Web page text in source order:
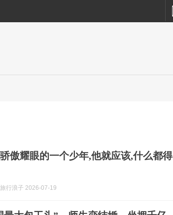
傲耀眼的一个少年,他就应该,什么都得
行浪子 2026-07-19